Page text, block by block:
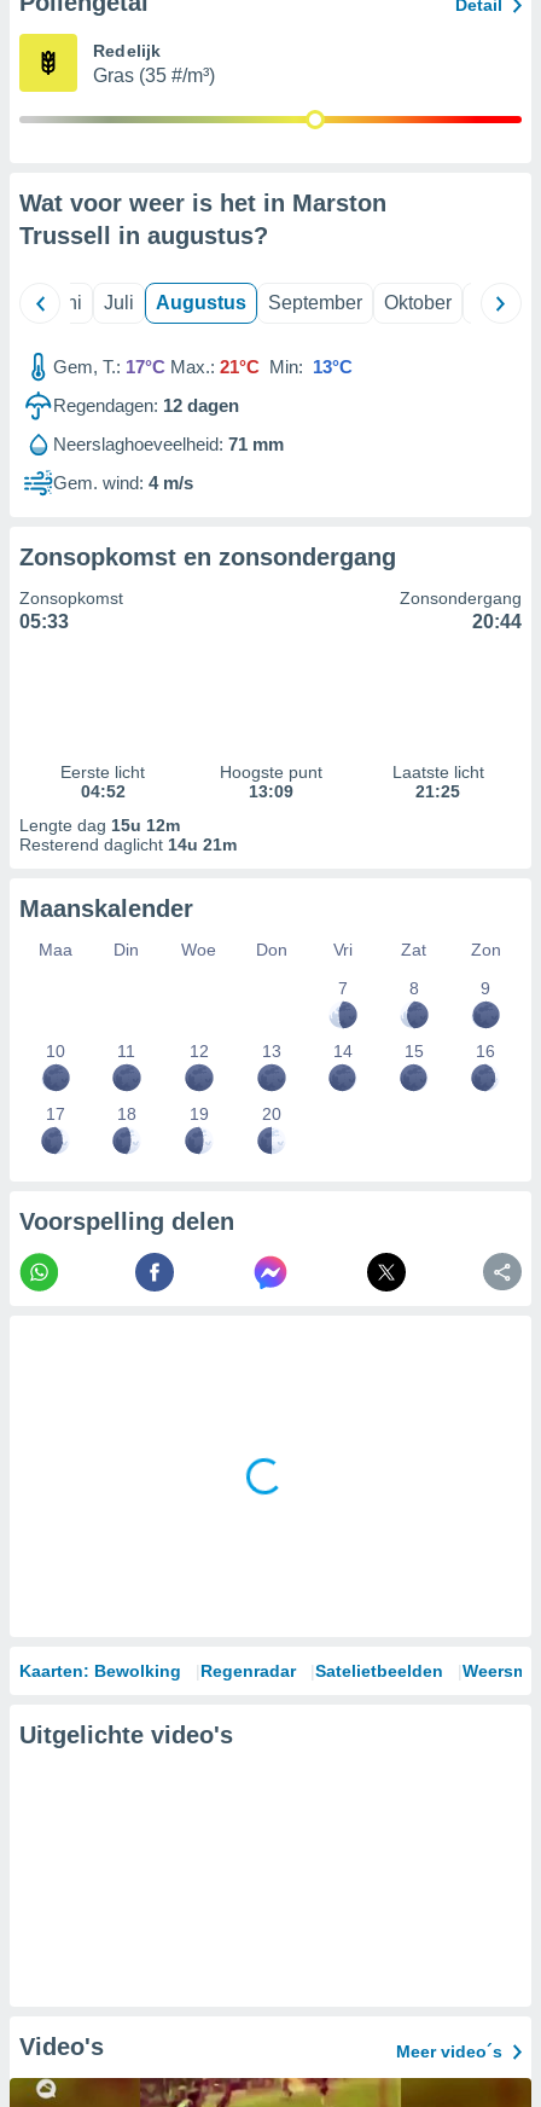
partners
Detail
Redelijk
Gras (35 #/m³)
Wat voor weer is het in Marston
Trussell in augustus?
Juni Juli Augustus September Oktober
Gem, T.: 17°C Max.: 21°C Min: 13°C
Regendagen: 12 dagen
Neerslaghoeveelheid: 71 mm
Gem. wind: 4 m/s
Zonsopkomst en zonsondergang
Zonsopkomst
05:33
Zonsondergang
20:44
Eerste licht
04:52
Hoogste punt
13:09
Laatste licht
21:25
Lengte dag 15u 12m
Resterend daglicht 14u 21m
Maanskalender
Maa Din Woe Don Vri Zat
Zon
7
8 9
10 11 12 13 14 15 16
17 18 19 20
Voorspelling delen
Kaarten: Bewolking Regenradar Satelietbeelden
Uitgelichte video's
Video's Meer video´s